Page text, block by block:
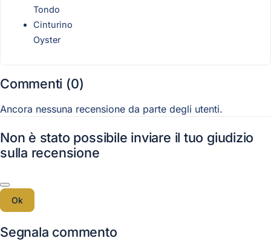
Tondo
Cinturino
Oyster
Commenti (0)
Ancora nessuna recensione da parte degli utenti.
Non è stato possibile inviare il tuo giudizio
sulla recensione
Ok
Segnala commento